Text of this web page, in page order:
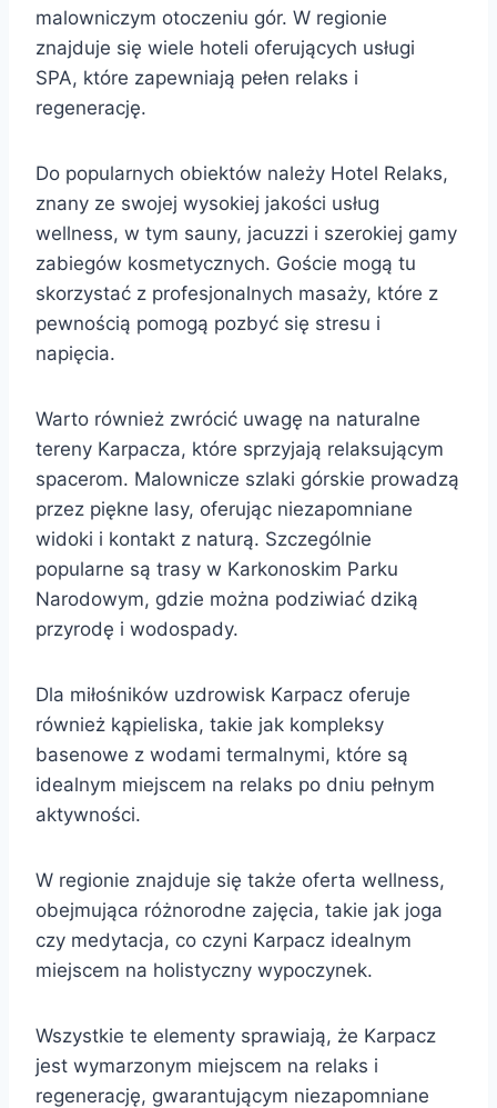
malowniczym otoczeniu gór. W regionie
znajduje się wiele hoteli oferujących usługi
SPA, które zapewniają pełen relaks i
regenerację.
Do popularnych obiektów należy Hotel Relaks,
znany ze swojej wysokiej jakości usług
wellness, w tym sauny, jacuzzi i szerokiej gamy
zabiegów kosmetycznych. Goście mogą tu
skorzystać z profesjonalnych masaży, które z
pewnością pomogą pozbyć się stresu i
napięcia.
Warto również zwrócić uwagę na naturalne
tereny Karpacza, które sprzyjają relaksującym
spacerom. Malownicze szlaki górskie prowadzą
przez piękne lasy, oferując niezapomniane
widoki i kontakt z naturą. Szczególnie
popularne są trasy w Karkonoskim Parku
Narodowym, gdzie można podziwiać dziką
przyrodę i wodospady.
Dla miłośników uzdrowisk Karpacz oferuje
również kąpieliska, takie jak kompleksy
basenowe z wodami termalnymi, które są
idealnym miejscem na relaks po dniu pełnym
aktywności.
W regionie znajduje się także oferta wellness,
obejmująca różnorodne zajęcia, takie jak joga
czy medytacja, co czyni Karpacz idealnym
miejscem na holistyczny wypoczynek.
Wszystkie te elementy sprawiają, że Karpacz
jest wymarzonym miejscem na relaks i
regenerację, gwarantującym niezapomniane